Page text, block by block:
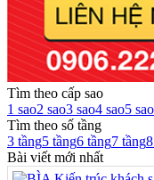
Tìm theo cấp sao
1 sao2 sao3 sao4 sao5 sao
Tìm theo số tầng
3 tầng5 tầng6 tầng7 tầng
Bài viết mới nhất